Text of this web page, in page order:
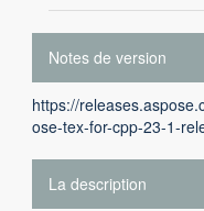
Notes de version
https://
ose-tex-for-cpp-23-1-
La description